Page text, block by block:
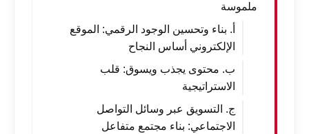
ملموسة
أ. بناء وتحسين الوجود الرقمي: الموقع
الإلكتروني أساس النجاح
ب. محتوى يجذب ويسوق: قلب
الاستراتيجية
ج. التسويق عبر وسائل التواصل
الاجتماعي: بناء مجتمع متفاعل